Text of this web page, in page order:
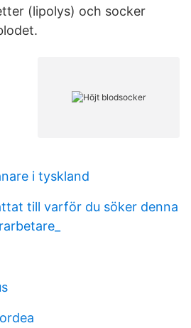
(lipolys) och socker
i tyskland
till varför du söker denna